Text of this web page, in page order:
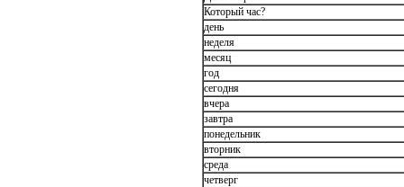
Который час?
день
неделя
месяц
год
сегодня
вчера
завтра
понедельник
вторник
среда
четверг